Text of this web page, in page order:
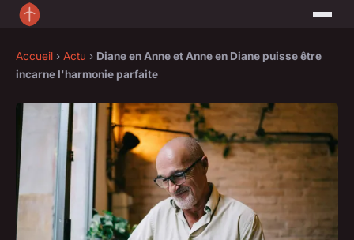
Accueil › Actu › Diane en Anne et Anne en Diane puisse être
incarne l'harmonie parfaite